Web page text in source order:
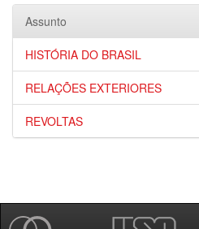
Assunto
HISTÓRIA DO BRASIL
RELAÇÕES EXTERIORES
REVOLTAS